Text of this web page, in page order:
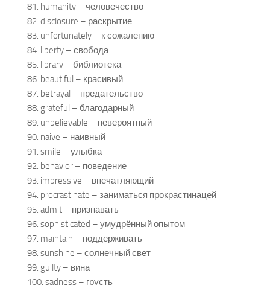
81. humanity – человечество
82. disclosure – раскрытие
83. unfortunately – к сожалению
84. liberty – свобода
85. library – библиотека
86. beautiful – красивый
87. betrayal – предательство
88. grateful – благодарный
89. unbelievable – невероятный
90. naive – наивный
91. smile – улыбка
92. behavior – поведение
93. impressive – впечатляющий
94. procrastinate – заниматься прокрастинацей
95. admit – признавать
96. sophisticated – умудрённый опытом
97. maintain – поддерживать
98. sunshine – солнечный свет
99. guilty – вина
100. sadness – грусть